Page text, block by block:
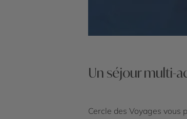
Un séjour multi-
Cercle des Voyages vous